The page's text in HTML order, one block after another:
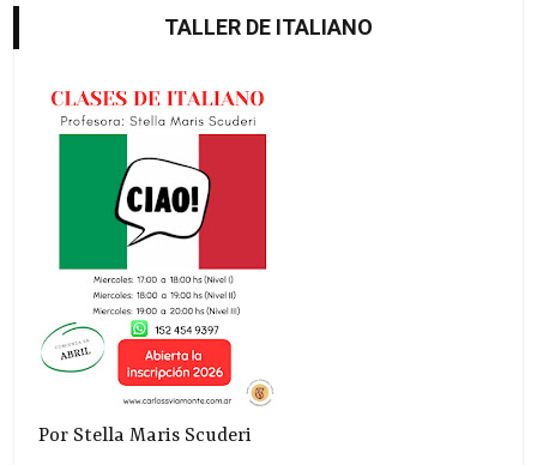
TALLER DE ITALIANO
Por Stella Maris Scuderi